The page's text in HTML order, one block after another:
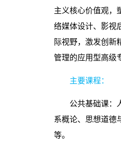
主义核心价值观，
络媒体设计、影视
际视野，激发创新
管理的应用型高级
主要课程：
公共基础课：
系概论、思想道德
等。